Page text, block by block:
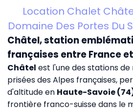
Location Chalet
Domaine Des Portes Du
Châtel, station
françaises entre France
Châtel est l'une des stations
prisées des Alpes françaises,
d'altitude en Haute-Savoie
frontière franco-suisse dans le